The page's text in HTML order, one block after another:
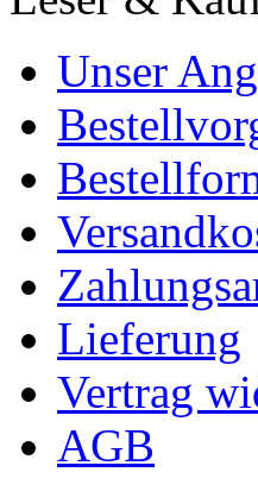
Unser
Lieferung
Vertrag
AGB